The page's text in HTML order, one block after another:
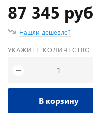
87 345
Нашли дешевле?
УКАЖИТЕ КОЛИЧЕСТВО
−
В корзину